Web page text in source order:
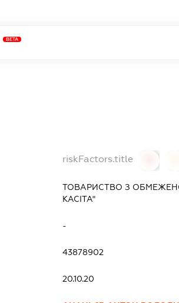
BETA
riskFactors.title
ТОВАРИСТВО З
КАСІТА"
-
43878902
20.10.20